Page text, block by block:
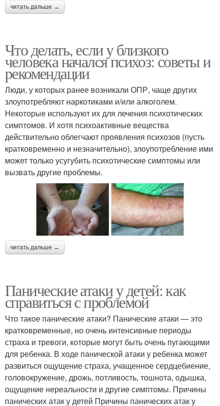
читать дальше →
Что делать, если у близкого
человека начался психоз: советы и
рекомендации
Люди, у которых ранее возникали ОПР, чаще других
злоупотребляют наркотиками и/или алкоголем.
Некоторые используют их для лечения психотических
симптомов. И хотя психоактивные вещества
действительно облегчают проявления психозов (пусть
кратковременно и незначительно), злоупотребление ими
может только усугубить психотические симптомы или
вызвать другие проблемы.
читать дальше →
Панические атаки у детей: как
справиться с проблемой
Что такое панические атаки? Панические атаки — это
кратковременные, но очень интенсивные периоды
страха и тревоги, которые могут быть очень пугающими
для ребенка. В ходе панической атаки у ребенка может
развиться ощущение страха, учащенное сердцебиение,
головокружение, дрожь, потливость, тошнота, одышка,
ощущение нереальности и другие симптомы. Причины
панических атак у детей Причины панических атак у